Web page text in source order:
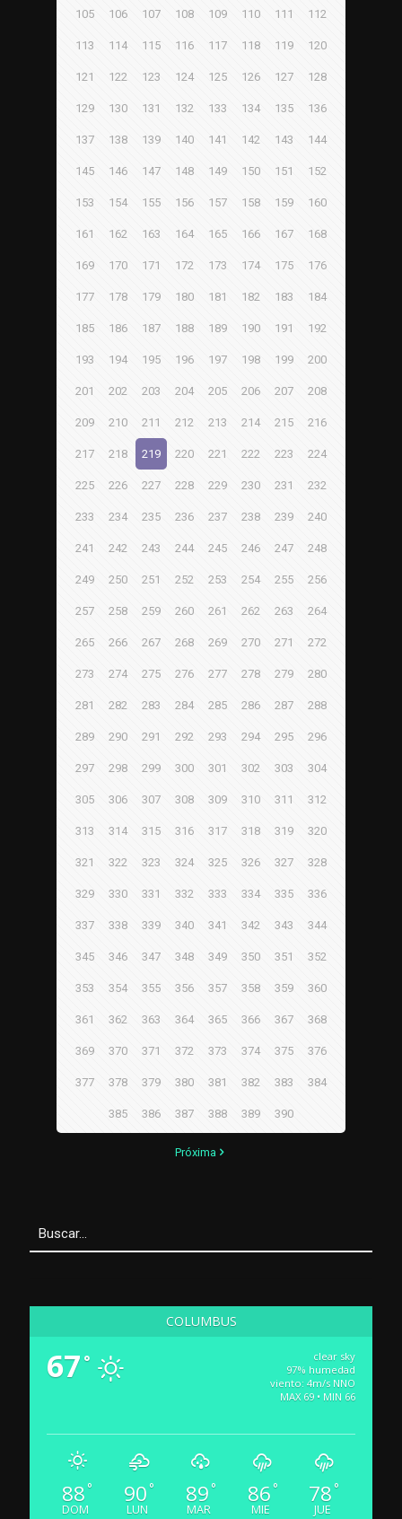
105 106 107 108 109 110 111 112
113 114 115 116 117 118 119 120
121 122 123 124 125 126 127 128
129 130 131 132 133 134 135 136
137 138 139 140 141 142 143 144
145 146 147 148 149 150 151 152
153 154 155 156 157 158 159 160
161 162 163 164 165 166 167 168
169 170 171 172 173 174 175 176
177 178 179 180 181 182 183 184
185 186 187 188 189 190 191 192
193 194 195 196 197 198 199 200
201 202 203 204 205 206 207 208
209 210 211 212 213 214 215 216
217 218 219 220 221 222 223 224
225 226 227 228 229 230 231 232
233 234 235 236 237 238 239 240
241 242 243 244 245 246 247 248
249 250 251 252 253 254 255 256
257 258 259 260 261 262 263 264
265 266 267 268 269 270 271 272
273 274 275 276 277 278 279 280
281 282 283 284 285 286 287 288
289 290 291 292 293 294 295 296
297 298 299 300 301 302 303 304
305 306 307 308 309 310 311 312
313 314 315 316 317 318 319 320
321 322 323 324 325 326 327 328
329 330 331 332 333 334 335 336
337 338 339 340 341 342 343 344
345 346 347 348 349 350 351 352
353 354 355 356 357 358 359 360
361 362 363 364 365 366 367 368
369 370 371 372 373 374 375 376
377 378 379 380 381 382 383 384
385 386 387 388 389 390
Próxima
COLUMBUS
67 °
clear sky
97% humedad
viento: 4m/s NNO
MAX 69 • MIN 66
88 °
DOM
90 °
LUN
89 °
MAR
86 °
MIE
78 °
JUE